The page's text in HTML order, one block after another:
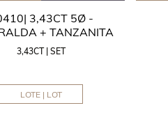
3,43CT 5Ø -
+ TANZANITA
3,43CT | SET
LOTE | LOT